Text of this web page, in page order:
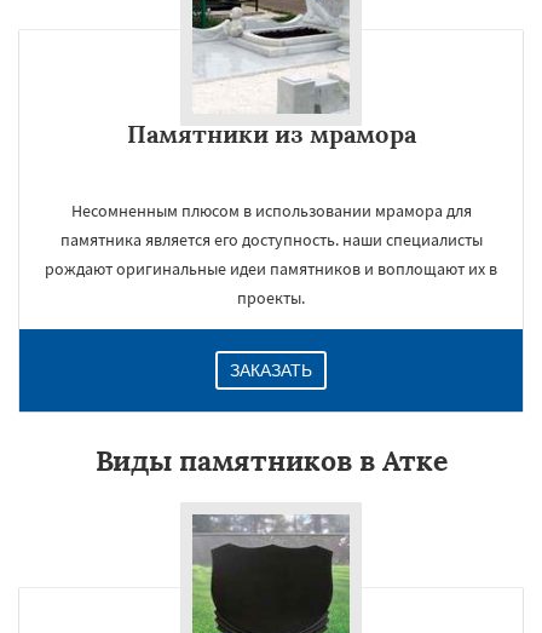
Памятники из мрамора
Несомненным плюсом в использовании мрамора для
памятника является его доступность. наши специалисты
рождают оригинальные идеи памятников и воплощают их в
проекты.
ЗАКАЗАТЬ
Виды памятников в Атке